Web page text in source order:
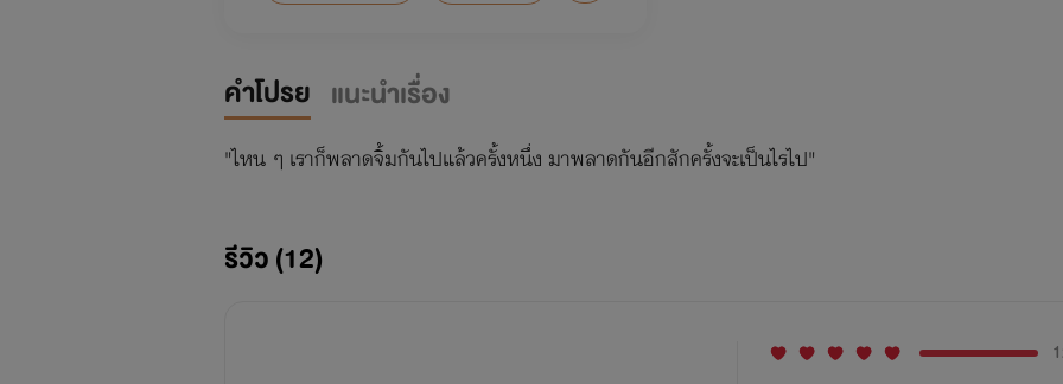
คำโปรย แนะนำเรื่อง
"ไหน ๆ เราก็พลาดจิ้มกันไปแล้วครั้งหนึ่ง มาพลาดกันอีกสักครั้งจะเป็นไรไป"
รีวิว (12)